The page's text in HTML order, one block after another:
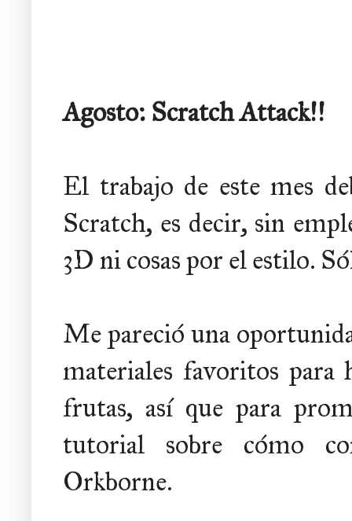
Agosto: Scratch Attack!!
El trabajo de este mes
Scratch, es decir, sin
3D ni cosas por el estilo.
Me pareció una
materiales favoritos para
frutas, así que para
tutorial sobre cómo
Orkborne.